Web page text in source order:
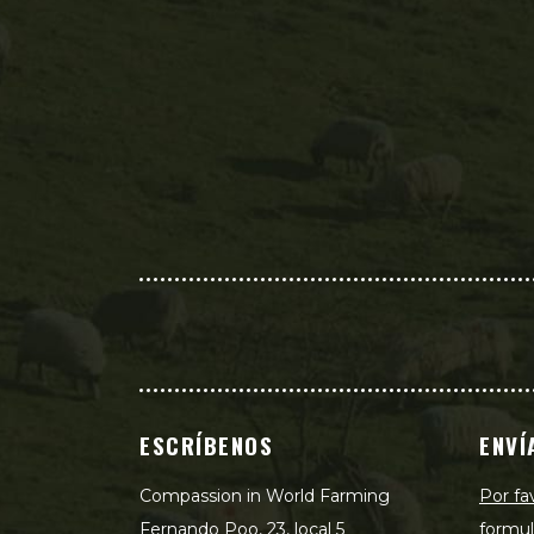
ESCRÍBENOS
Compassion in World Farming
Fernando Poo, 23, local 5
Por